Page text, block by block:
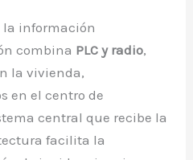
la información
combina PLC y radio,
la vivienda,
en el centro de
central que recibe la
facilita la